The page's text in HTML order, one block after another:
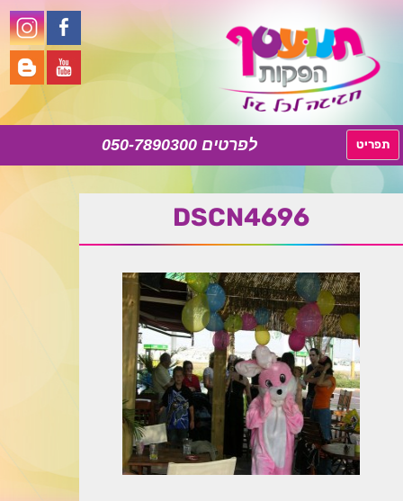
050-7890300 תפריט
לתוכן
DSCN4696